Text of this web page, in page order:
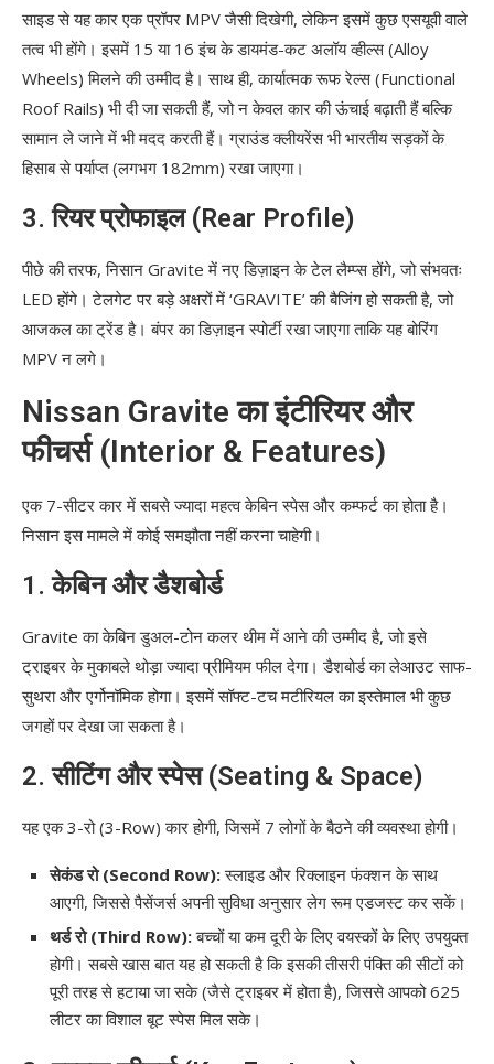
साइड से यह कार एक प्रॉपर MPV जैसी दिखेगी, लेकिन इसमें कुछ एसयूवी वाले
तत्व भी होंगे। इसमें 15 या 16 इंच के डायमंड-कट अलॉय व्हील्स (Alloy
Wheels) मिलने की उम्मीद है। साथ ही, कार्यात्मक रूफ रेल्स (Functional
Roof Rails) भी दी जा सकती हैं, जो न केवल कार की ऊंचाई बढ़ाती हैं बल्कि
सामान ले जाने में भी मदद करती हैं। ग्राउंड क्लीयरेंस भी भारतीय सड़कों के
हिसाब से पर्याप्त (लगभग 182mm) रखा जाएगा।
3. रियर प्रोफाइल (Rear Profile)
पीछे की तरफ, निसान Gravite में नए डिज़ाइन के टेल लैम्प्स होंगे, जो संभवतः
LED होंगे। टेलगेट पर बड़े अक्षरों में ‘GRAVITE’ की बैजिंग हो सकती है, जो
आजकल का ट्रेंड है। बंपर का डिज़ाइन स्पोर्टी रखा जाएगा ताकि यह बोरिंग
MPV न लगे।
Nissan Gravite का इंटीरियर और
फीचर्स (Interior & Features)
एक 7-सीटर कार में सबसे ज्यादा महत्व केबिन स्पेस और कम्फर्ट का होता है।
निसान इस मामले में कोई समझौता नहीं करना चाहेगी।
1. केबिन और डैशबोर्ड
Gravite का केबिन डुअल-टोन कलर थीम में आने की उम्मीद है, जो इसे
ट्राइबर के मुकाबले थोड़ा ज्यादा प्रीमियम फील देगा। डैशबोर्ड का लेआउट साफ-
सुथरा और एर्गोनॉमिक होगा। इसमें सॉफ्ट-टच मटीरियल का इस्तेमाल भी कुछ
जगहों पर देखा जा सकता है।
2. सीटिंग और स्पेस (Seating & Space)
यह एक 3-रो (3-Row) कार होगी, जिसमें 7 लोगों के बैठने की व्यवस्था होगी।
सेकंड रो (Second Row):स्लाइड और रिक्लाइन फंक्शन के साथ
आएगी, जिससे पैसेंजर्स अपनी सुविधा अनुसार लेग रूम एडजस्ट कर सकें।
थर्ड रो (Third Row):बच्चों या कम दूरी के लिए वयस्कों के लिए उपयुक्त
होगी। सबसे खास बात यह हो सकती है कि इसकी तीसरी पंक्ति की सीटों को
पूरी तरह से हटाया जा सके (जैसे ट्राइबर में होता है), जिससे आपको 625
लीटर का विशाल बूट स्पेस मिल सके।